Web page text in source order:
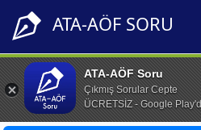
ATA-AÖF SORU
ATA-AÖF Soru
Çıkmış Sorular Cepte
ÜCRETSİZ - Google